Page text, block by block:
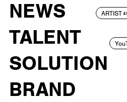
NEWS
TALENT
SOLUTION
BRAND
ARTIST